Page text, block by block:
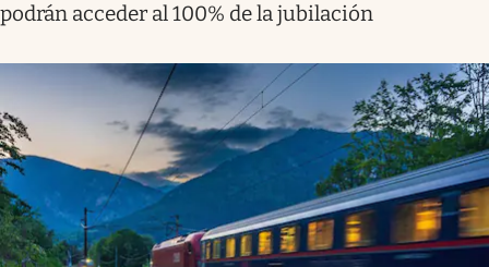
podrán acceder al 100% de la jubilación